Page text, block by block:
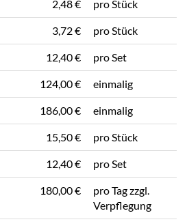
2,48 € pro Stück
3,72 € pro Stück
12,40 € pro Set
124,00 € einmalig
186,00 € einmalig
15,50 € pro Stück
12,40 € pro Set
180,00 €
pro Tag zzgl.
Verpflegung